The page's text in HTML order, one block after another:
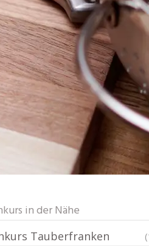
in der Nähe
Tauberfranken